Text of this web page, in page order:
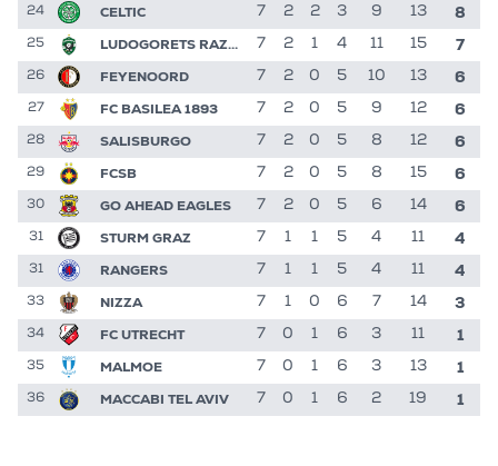
24 CELTIC 7 2 2 3 9 13 8
25 LUDOGORETS RAZGRAD 7 2 1 4 11 15 7
26 FEYENOORD 7 2 0 5 10 13 6
27 FC BASILEA 1893 7 2 0 5 9 12 6
28 SALISBURGO 7 2 0 5 8 12 6
29 FCSB 7 2 0 5 8 15 6
30 GO AHEAD EAGLES 7 2 0 5 6 14 6
31 STURM GRAZ 7 1 1 5 4 11 4
31 RANGERS 7 1 1 5 4 11 4
33 NIZZA 7 1 0 6 7 14 3
34 FC UTRECHT 7 0 1 6 3 11 1
35 MALMOE 7 0 1 6 3 13 1
36 MACCABI TEL AVIV 7 0 1 6 2 19 1